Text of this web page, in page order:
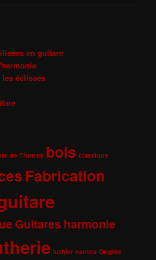
en guitare
les éclisses
de Thorres bois classique
Fabrication
Guitares harmonie
luthier nantes Origine